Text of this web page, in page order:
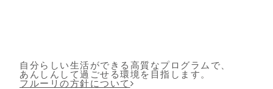
自分らしい生活ができる高質なプログラムで、
あんしんして過ごせる環境を目指します。
フルーリの方針について